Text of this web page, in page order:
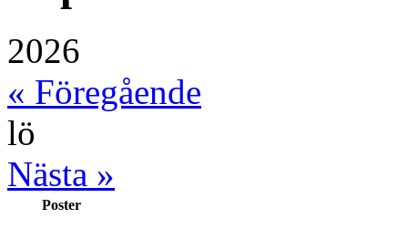
2026
« Föregående
lö
Nästa »
Poster